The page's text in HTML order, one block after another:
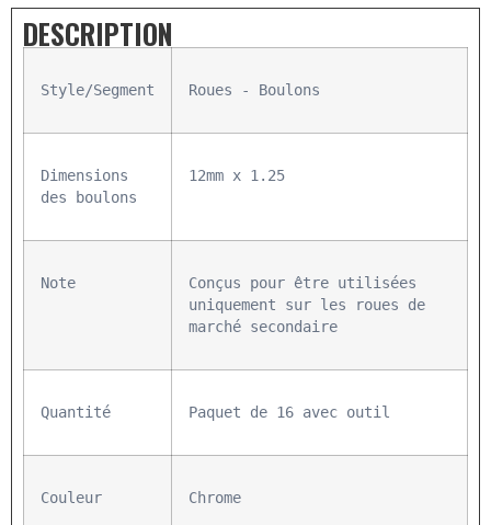
DESCRIPTION
Style/Segment Roues - Boulons
Dimensions
des boulons
12mm x 1.25
Note
Conçus pour être utilisées
uniquement sur les roues de
marché secondaire
Quantité Paquet de 16 avec outil
Couleur Chrome